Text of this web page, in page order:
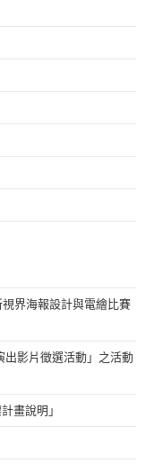
界海報設計與電繪比賽
出影片徵選活動」之活動
畫說明」